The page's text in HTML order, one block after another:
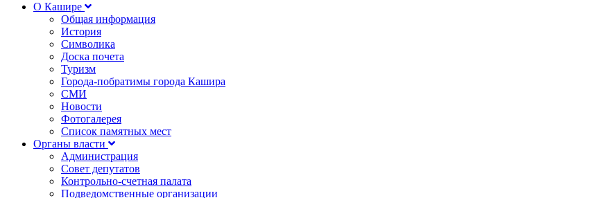
О Кашире
Общая информация
История
Символика
Доска почета
Туризм
Города-побратимы города Кашира
СМИ
Новости
Фотогалерея
Список памятных мест
Органы власти
Администрация
Совет депутатов
Контрольно-счетная палата
Подведомственные организации